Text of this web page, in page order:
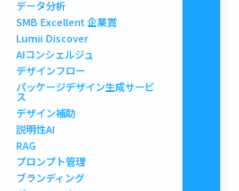
データ分析
SMB Excellent 企業賞
Lumii Discover
AIコンシェルジュ
デザインフロー
パッケージデザイン生成サービ
ス
デザイン補助
説明性AI
RAG
プロンプト管理
ブランディング